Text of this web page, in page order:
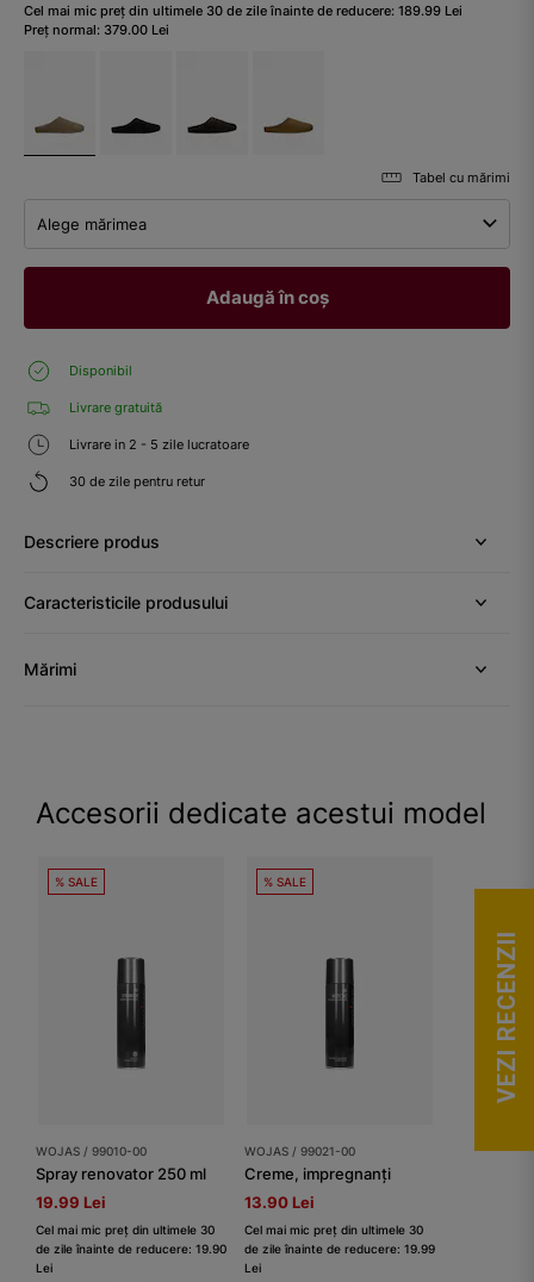
Cel mai mic preț din ultimele 30 de zile înainte de reducere: 189.99 Lei
Preț normal: 379.00 Lei
Tabel cu mărimi
Alege mărimea
Adaugă în coș
Disponibil
Livrare gratuită
Livrare in 2 - 5 zile lucratoare
30 de zile pentru retur
Descriere produs
Caracteristicile produsului
Mărimi
Accesorii dedicate acestui model
% SALE
WOJAS / 99010-00
Spray renovator 250 ml
19.99 Lei
Cel mai mic preț din ultimele 30
de zile înainte de reducere: 19.90
Lei
% SALE
WOJAS / 99021-00
Creme, impregnanți
13.90 Lei
Cel mai mic preț din ultimele 30
de zile înainte de reducere: 19.99
Lei
VEZI RECENZII